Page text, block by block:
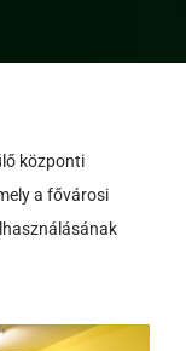
központi
a fővárosi